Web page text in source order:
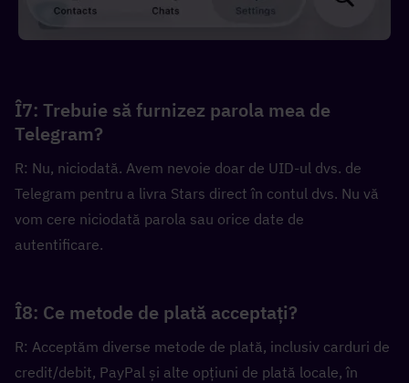
Î7: Trebuie să furnizez parola mea de
Telegram?
R: Nu, niciodată. Avem nevoie doar de UID-ul dvs. de
Telegram pentru a livra Stars direct în contul dvs. Nu vă
vom cere niciodată parola sau orice date de
autentificare.
Î8: Ce metode de plată acceptați?
R: Acceptăm diverse metode de plată, inclusiv carduri de
credit/debit, PayPal și alte opțiuni de plată locale, în